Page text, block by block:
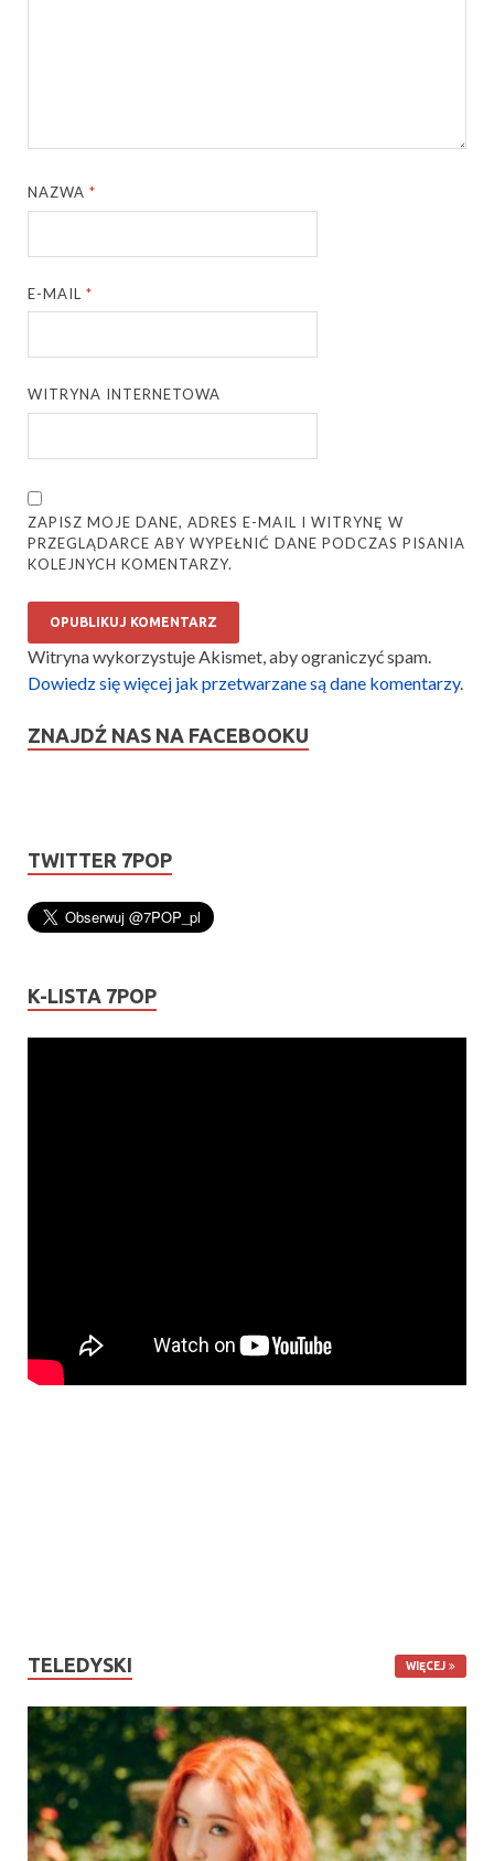
NAZWA*
E-MAIL*
WITRYNA INTERNETOWA
ZAPISZ MOJE DANE, ADRES E-MAIL I WITRYNĘ W
PRZEGLĄDARCE ABY WYPEŁNIĆ DANE PODCZAS PISANIA
KOLEJNYCH KOMENTARZY.
Witryna wykorzystuje Akismet, aby ograniczyć spam.
Dowiedz się więcej jak przetwarzane są dane komentarzy.
ZNAJDŹ NAS NA FACEBOOKU
TWITTER 7POP
K-LISTA 7POP
TELEDYSKI WIĘCEJ